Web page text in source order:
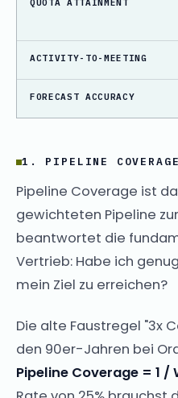
QUOTA ATTAINMENT
ACTIVITY-TO-MEETING
FORECAST ACCURACY
1. PIPELINE
Pipeline Coverage ist
gewichteten Pipeline
beantwortet die
Vertrieb: Habe ich
mein Ziel zu erreichen?
Die alte Faustregel "3x
den 90er-Jahren bei
Pipeline Coverage = 1 /